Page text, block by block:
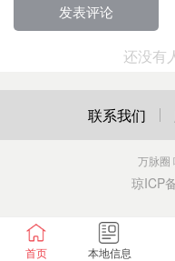
还没有
首页 本地信息
联系我们
万脉圈
琼ICP